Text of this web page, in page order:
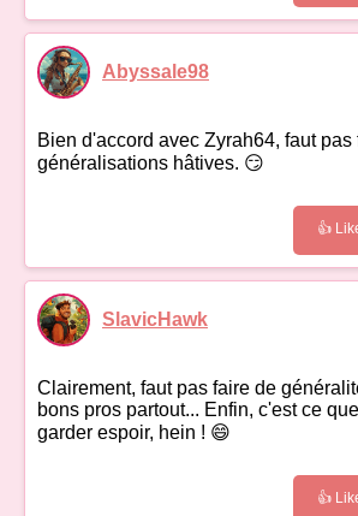
Abyssale98
Bien d'accord avec Zyrah64, faut pas
généralisations hâtives. 😏
👍
SlavicHawk
Clairement, faut pas faire de
bons pros partout... Enfin, c'est ce
garder espoir, hein ! 😄
👍